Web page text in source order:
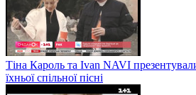
Тіна Кароль та Ivan NAVI
їхньої спільної пісні